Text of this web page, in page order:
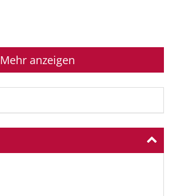
Mehr anzeigen